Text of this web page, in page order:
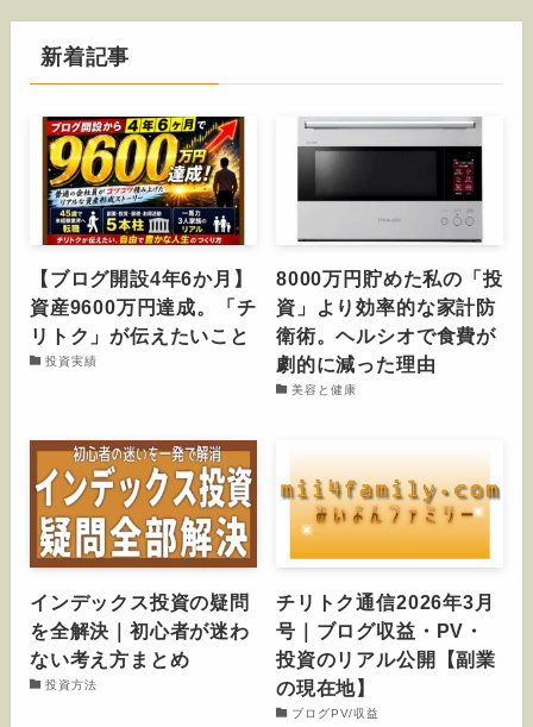
新着記事
【ブログ開設4年6か月】
資産9600万円達成。「チ
リトク」が伝えたいこと
投資実績
8000万円貯めた私の「投
資」より効率的な家計防
衛術。ヘルシオで食費が
劇的に減った理由
美容と健康
インデックス投資の疑問
を全解決｜初心者が迷わ
ない考え方まとめ
投資方法
チリトク通信2026年3月
号｜ブログ収益・PV・
投資のリアル公開【副業
の現在地】
ブログPV/収益